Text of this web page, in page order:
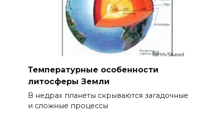
Температурные особенности
литосферы Земли
В недрах планеты скрываются загадочные
и сложные процессы